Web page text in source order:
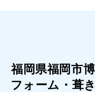
福岡県福岡市
フォーム・葺